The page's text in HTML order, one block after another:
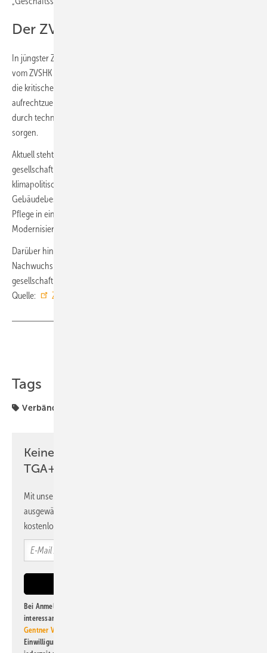
Der ZVSHK heute
In jüngster Zeit haben vor allem während der Corona-Pandemie die
vom ZVSHK vertretenen Gewerke eine bedeutende Rolle gespielt, um
die kritischen gebäudetechnischen Infrastrukturen Deutschlands
aufrechtzuerhalten, Energie- und Wasserversorgung zu sichern und
durch technische Installationen für angemessene Raumlufthygiene zu
sorgen.
Aktuell steht die Branche erneut im Fokus herausfordernder
gesellschaftlicher Aufgaben, so etwa der Umsetzung der
klimapolitischen Ziele treibhausgasneutraler Wärmeversorgung des
Gebäudebestands oder der Ermöglichung ausreichender ambulanter
Pflege in einer alternden Gesellschaft durch umfassende
Modernisierungsmaßnahmen im häuslichen Sanitärbereich.
Darüber hinaus setzt der ZVSHK unter anderem durch die
Nachwuchsinitiative „Zeit zu starten“ wichtige Impulse für die
gesellschaftliche Zukunfts- und Fachkräftesicherung. ■
Quelle:
ZVSHK
Tags
Verbände
Keine Zeit? Kein Problem mit dem
TGA+E Newsletter!
Mit unserem Newsletter erhalten Sie regelmäßig von uns
ausgewählte Informationen und Neuigkeiten, gebündelt und
kostenlos direkt ins Postfach.
Bei Anmeldung zu diesem Newsletter bin ich damit einverstanden, über
interessante Verlags- und Online-Angebote
Gentner Verlag GmbH & Co. KG
Einwilligung kann ich jederzeit widerrufen und eine Abmeldung ist